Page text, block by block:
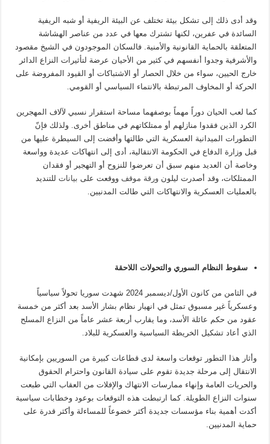
وقد أدى ذلك إلى تشكل بيئة تختلف عن البيئة الريفية أو شبه الريفية
السائدة في عفرين، لكنها تشترك معها في عدد من عناصر الهشاشة
المتعلقة بالحماية القانونية والأمنية. فالسكان الموجودون في الشيخ مقصود
والأشرفية وجدوا أنفسهم في كثير من الأحيان عرضة لتأثيرات النزاع الدائر
خارج الحيين، سواء من خلال الحصار أو الاشتباكات أو القيود المفروضة على
الحركة أو المخاوف المرتبطة بالانتماء السياسي أو القومي.
كما لعب الحيان دوراً مهماً بوصفهما مساحة استقرار نسبي لآلاف المهجرين
الكرد الذين فقدوا منازلهم أو ممتلكاتهم في مناطق أخرى. ولذلك فإنّ
التطورات الميدانية العسكرية التي طالتها وأفضت إلى السيطرة عليها من
قبل وزارة الدفاع في الحكومة الانتقالية، أدى إلى انتهاكات عديدة وواسعة
وخاصة أن العديد منهم سبق أن تعرضوا للنزوح أو التهجير أو فقدان
الممتلكات، وقد أصدرت ليلونورقة موقف ووقعت على بيانات للتنديد
بالعمليات العسكرية والانتهاكات التي طالت المدنيين.
سقوط النظام السوري والتحولات اللاحقة
في الثامن من كانون الأول/ديسمبر 2024 شهدت سوريا تحولاً سياسياً
وعسكرياً غير مسبوق تمثل في انهيار نظام بشار الأسد بعد أكثر من خمسة
عقود من حكم عائلة الأسد، وما يقارب أربعة عشر عاماً من النزاع المسلح
الذي أعاد تشكيل الخريطة السياسية والعسكرية للبلاد.
وأثار هذا التطور توقعات واسعة لدى قطاعات كبيرة من السوريين بإمكانية
الانتقال إلى مرحلة جديدة تقوم على سيادة القانون واحترام الحقوق
والحريات العامة وإنهاء ممارسات الانتهاك والإفلات من العقاب التي طبعت
سنوات النزاع الطويلة. كما ارتبطت هذه التوقعات بوعود وخطابات سياسية
أكدت أهمية بناء مؤسسات جديدة أكثر خضوعاً للمساءلة وأكثر قدرة على
حماية المدنيين.